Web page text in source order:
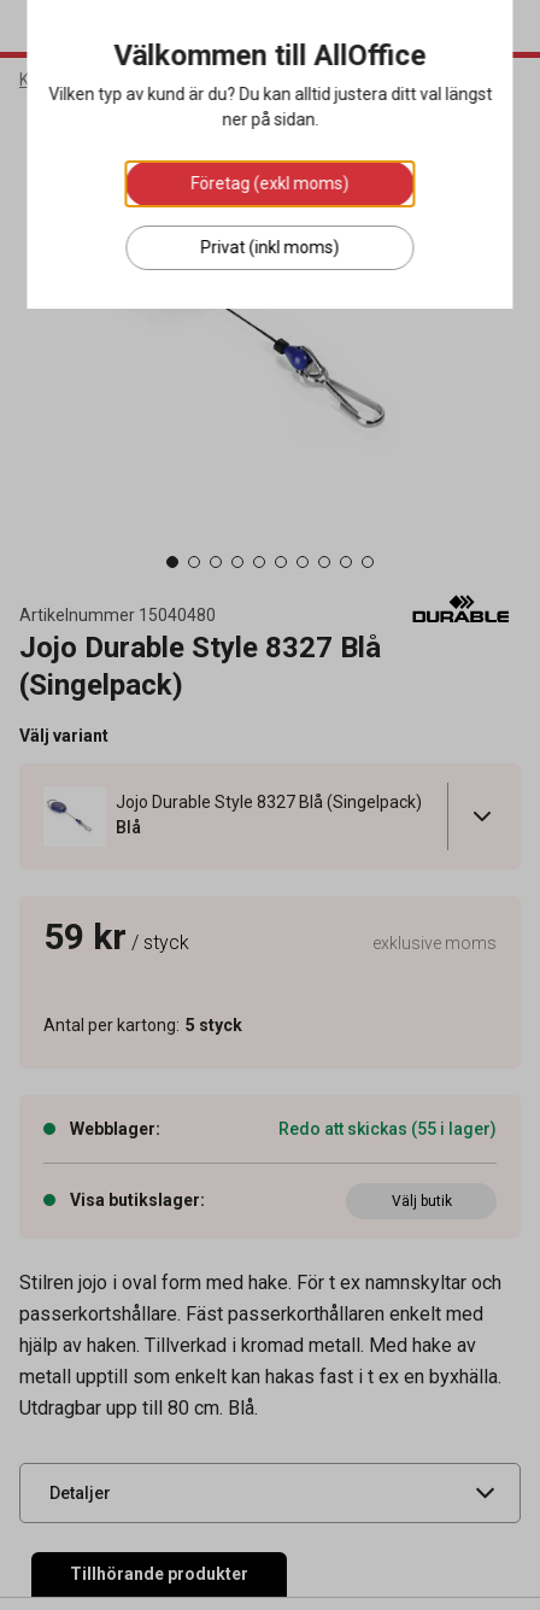
Kontorsmaterial
Artikelnummer 15040480
Jojo Durable Style 8327 Blå
(Singelpack)
Välj variant
Jojo Durable Style 8327 Blå (Singelpack)
Blå
59 kr / styck exklusive moms
Antal per kartong: 5 styck
Webblager: Redo att skickas (55 i lager)
Visa butikslager: Välj butik
Stilren jojo i oval form med hake. För t ex namnskyltar och
passerkortshållare. Fäst passerkorthållaren enkelt med
hjälp av haken. Tillverkad i kromad metall. Med hake av
metall upptill som enkelt kan hakas fast i t ex en byxhälla.
Utdragbar upp till 80 cm. Blå.
Detaljer
Artikelnummer 15040480
Leverantörens
UNSPSC 55121503
Tillhörande produkter
Välkommen till AllOffice
Vilken typ av kund är du? Du kan alltid justera ditt val längst
ner på sidan.
Företag (exkl moms)
Privat (inkl moms)